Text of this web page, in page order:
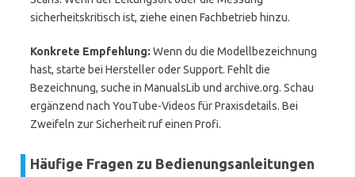
sicherheitskritisch ist, ziehe einen Fachbetrieb hinzu.
Konkrete Empfehlung: Wenn du die Modellbezeichnung
hast, starte bei Hersteller oder Support. Fehlt die
Bezeichnung, suche in ManualsLib und archive.org. Schau
ergänzend nach YouTube-Videos für Praxisdetails. Bei
Zweifeln zur Sicherheit ruf einen Profi.
Häufige Fragen zu Bedienungsanleitungen